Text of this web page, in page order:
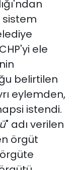
ele
belirtilen
eylemden,
istendi.
" adı verilen
örgüt